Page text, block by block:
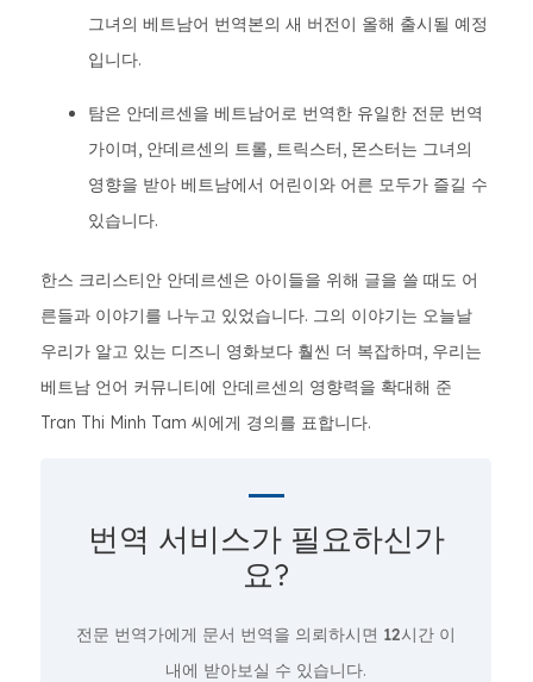
그녀의 베트남어 번역본의 새 버전이 올해 출시될 예정
입니다.
탐은 안데르센을 베트남어로 번역한 유일한 전문 번역
가이며, 안데르센의 트롤, 트릭스터, 몬스터는 그녀의
영향을 받아 베트남에서 어린이와 어른 모두가 즐길 수
있습니다.
한스 크리스티안 안데르센은 아이들을 위해 글을 쓸 때도 어
른들과 이야기를 나누고 있었습니다. 그의 이야기는 오늘날
우리가 알고 있는 디즈니 영화보다 훨씬 더 복잡하며, 우리는
베트남 언어 커뮤니티에 안데르센의 영향력을 확대해 준
Tran Thi Minh Tam 씨에게 경의를 표합니다.
번역 서비스가 필요하신가
요?
전문 번역가에게 문서 번역을 의뢰하시면 12시간 이
내에 받아보실 수 있습니다.